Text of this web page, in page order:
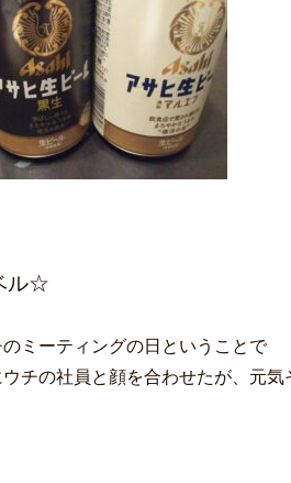
ル☆
ミーティングの日ということで
チの社員と顔を合わせたが、元気